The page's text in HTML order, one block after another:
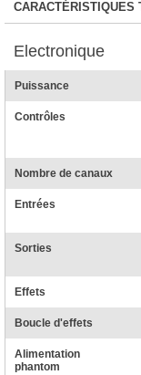
CARACTÉRISTIQUES
Electronique
Puissance
Contrôles
Nombre de canaux
Entrées
Sorties
Effets
Boucle d'effets
Alimentation
phantom